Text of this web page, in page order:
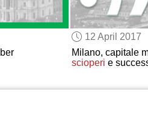
12 April 2017
Milano, capitale
scioperi e